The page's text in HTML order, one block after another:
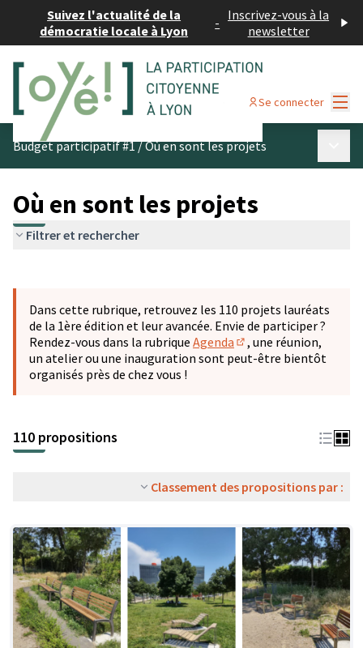
Suivez l'actualité de la
démocratie locale à Lyon
- Inscrivez-vous à la
newsletter
Se connecter
Budget participatif #1/Où en sont les projets
Où en sont les projets
Filtrer et rechercher
−
Dans cette rubrique, retrouvez les 110 projets lauréats
de la 1ère édition et leur avancée. Envie de participer ?
Rendez-vous dans la rubrique Agenda
(S'ouvre dans un
, une réunion,
un atelier ou une inauguration sont peut-être bientôt
organisés près de chez vous !
110 propositions
Classement des propositions par :